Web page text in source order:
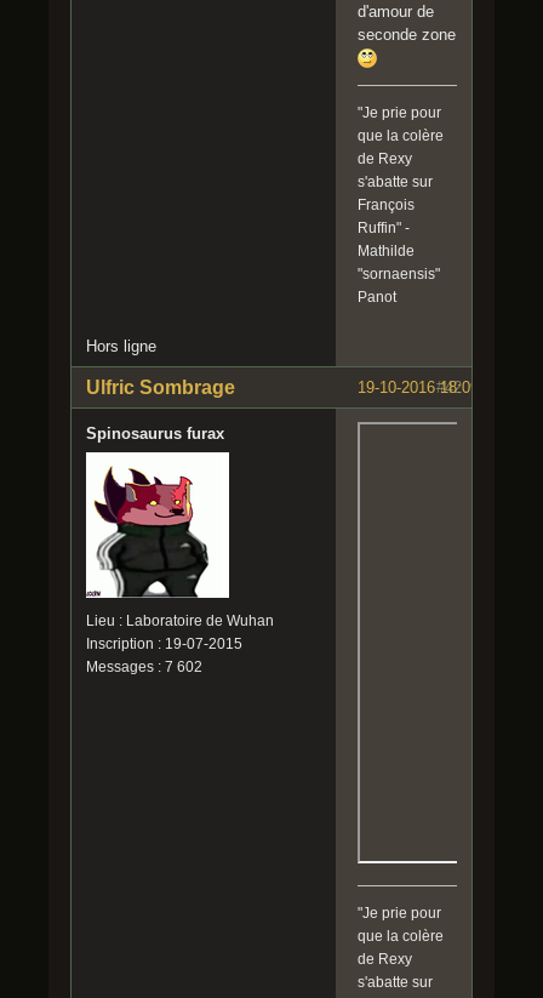
d'amour de
seconde zone
"Je prie pour
que la colère
de Rexy
s'abatte sur
François
Ruffin" -
Mathilde
"sornaensis"
Panot
Hors ligne
#42
19-10-2016 18:09:25
Ulfric Sombrage
Spinosaurus furax
Lieu : Laboratoire de Wuhan
Inscription : 19-07-2015
Messages : 7 602
"Je prie pour
que la colère
de Rexy
s'abatte sur